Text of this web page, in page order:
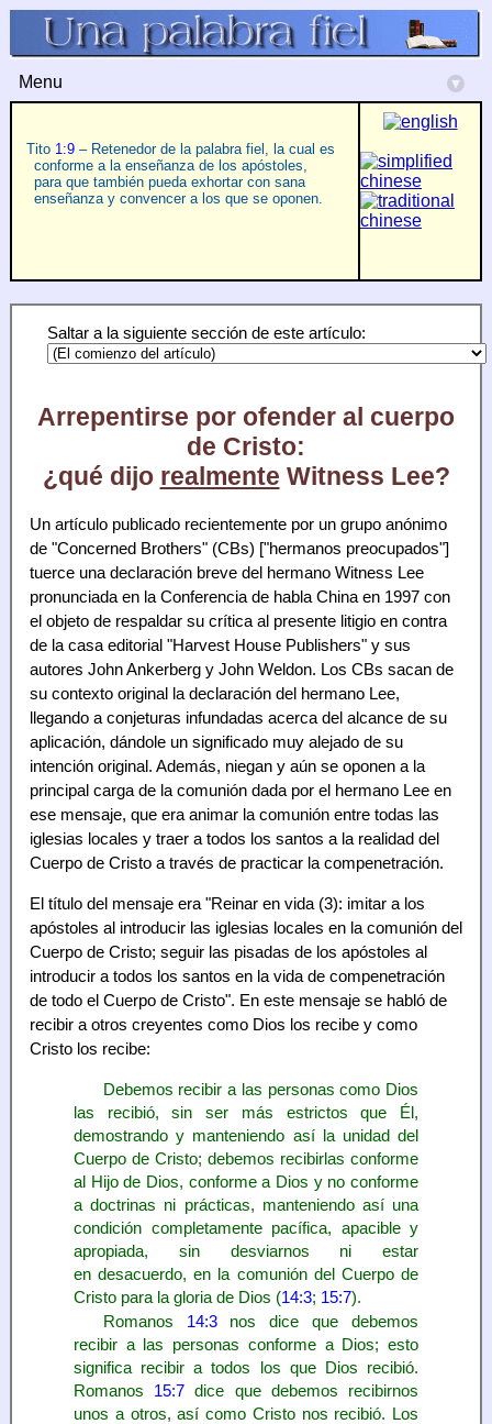
Menu ▾
Tito 1:9 – Retenedor de la palabra fiel, la cual es
conforme a la enseñanza de los apóstoles,
para que también pueda exhortar con sana
enseñanza y convencer a los que se oponen.
Saltar a la siguiente sección de este artículo:
Arrepentirse por ofender al cuerpo
de Cristo:
¿qué dijo realmente Witness Lee?
Un artículo publicado recientemente por un grupo anónimo
de "Concerned Brothers" (CBs) ["hermanos preocupados"]
tuerce una declaración breve del hermano Witness Lee
pronunciada en la Conferencia de habla China en 1997 con
el objeto de respaldar su crítica al presente litigio en contra
de la casa editorial "Harvest House Publishers" y sus
autores John Ankerberg y John Weldon. Los CBs sacan de
su contexto original la declaración del hermano Lee,
llegando a conjeturas infundadas acerca del alcance de su
aplicación, dándole un significado muy alejado de su
intención original. Además, niegan y aún se oponen a la
principal carga de la comunión dada por el hermano Lee en
ese mensaje, que era animar la comunión entre todas las
iglesias locales y traer a todos los santos a la realidad del
Cuerpo de Cristo a través de practicar la compenetración.
El título del mensaje era "Reinar en vida (3): imitar a los
apóstoles al introducir las iglesias locales en la comunión del
Cuerpo de Cristo; seguir las pisadas de los apóstoles al
introducir a todos los santos en la vida de compenetración
de todo el Cuerpo de Cristo". En este mensaje se habló de
recibir a otros creyentes como Dios los recibe y como
Cristo los recibe:
Debemos recibir a las personas como Dios
las recibió, sin ser más estrictos que Él,
demostrando y manteniendo así la unidad del
Cuerpo de Cristo; debemos recibirlas conforme
al Hijo de Dios, conforme a Dios y no conforme
a doctrinas ni prácticas, manteniendo así una
condición completamente pacífica, apacible y
apropiada, sin desviarnos ni estar
en desacuerdo, en la comunión del Cuerpo de
Cristo para la gloria de Dios (14:3; 15:7).
Romanos 14:3nos dice que debemos
recibir a las personas conforme a Dios; esto
significa recibir a todos los que Dios recibió.
Romanos 15:7 dice que debemos recibirnos
unos a otros, así como Cristo nos recibió. Los